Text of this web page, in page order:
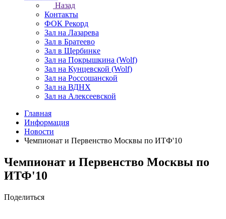
Назад
Контакты
ФОК Рекорд
Зал на Лазарева
Зал в Братеево
Зал в Щербинке
Зал на Покрышкина (Wolf)
Зал на Кунцевской (Wolf)
Зал на Россошанской
Зал на ВДНХ
Зал на Алексеевской
Главная
Информация
Новости
Чемпионат и Первенство Москвы по ИТФ'10
Чемпионат и Первенство Москвы по
ИТФ'10
Поделиться